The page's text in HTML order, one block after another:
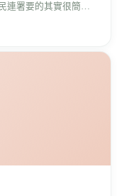
連署要的其實很簡
。